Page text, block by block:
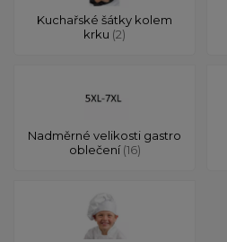
Kuchařské šátky kolem
krku (2)
Nadměrné velikosti gastro
oblečení(16)